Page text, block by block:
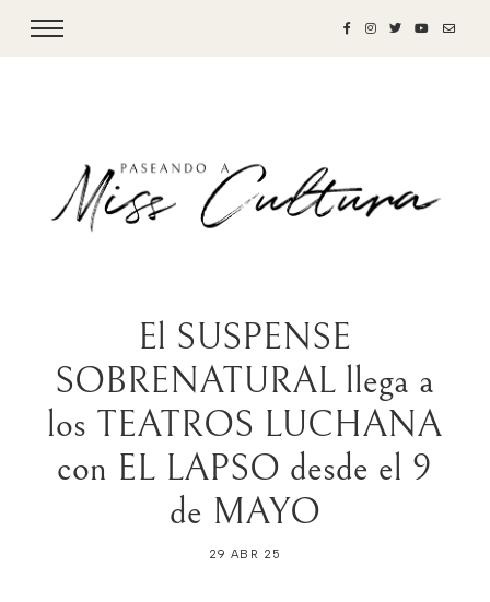
El SUSPENSE
SOBRENATURAL llega a
los TEATROS LUCHANA
con EL LAPSO desde el 9
de MAYO
29 ABR 25